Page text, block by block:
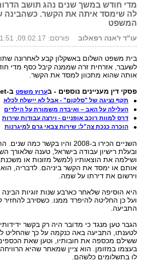
מדי חודש במשך שנים נהג תושב
לה שימסד איתה את הקשר. כשהבינה
המשפט
עו"ד ז'אנה רפאלוב פורסם: 09.02.17, 21:51
בית משפט השלום באשקלון קבע לאחרונה
לשעבר, אזרחית זרה שממנה קיבל כסף מדי
אותה שהוא מתכוון למסד את הקשר.
פסקי דין מעניינים נוספים - בערוץ משפט ב-ynet:
תקף נציגה של "סלקום" - אבל לא יישלח לכלא
העלילה על האב – ואיבדה משמורת על הילדים
דרס למוות רוכב אופניים - וירצה עבודות שירות
הוכרה כנכת צה"ל: שירות צבאי גרם למיגרנות
השניים הכירו ב-2008 והיו
ובעלת רישיון עבודה בישראל, טענה שלאורך
ושילמה את הוצאותיו (למשל מזונות או
אותם או ימסד את הקשר ביניהם. לדבריה,
וירשום את דירתו על שמה.
היא הוסיפה שלאחר כארבע שנות זוגיות
ועל כן החליטה להיפרד ממנו. כשסירב
התביעה.
הגבר טען מנגד כי מדובר היה רק בקשר
לטענתו, התביעה באה כנקמה על כך שהחליט
ששילם מכספה את חובותיו, וטען שאת
בעצמו במזומן. הוא ציין שמאחר שהיא הרוויחה
לו בתשלומים כלשהם.